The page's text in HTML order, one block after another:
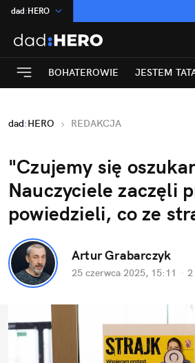
dad:HERO
:Temat
INN:Poland
ASZ:dziennik
Rozrywka
BOHATEROWIE JESTEM
dad:HERO REDAKCJA
"Czujemy się
Nauczyciele zaczęli
powiedzieli, co ze
Artur Grabarczyk
25 czerwca 2025, 15:11 ·